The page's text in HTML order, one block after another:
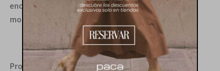
encarnando la elegancia desenfadada para la mujer
moderna y conocedora.
Productos relacionados